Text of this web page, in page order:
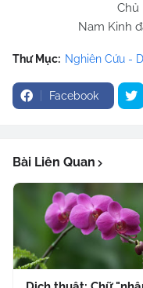
Chủ
Nam Kinh
Thư Mục: Nghiên Cứu -
Facebook
Bài Liên Quan